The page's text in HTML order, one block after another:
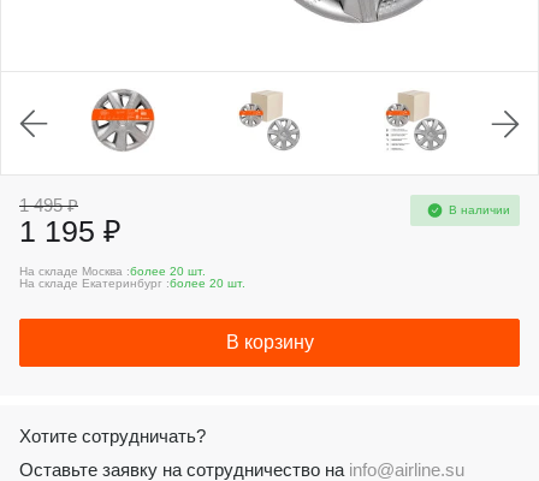
1 495 ₽
1 195 ₽
В наличии
На складе Москва :более 20 шт.
На складе Екатеринбург :более 20 шт.
В корзину
Хотите сотрудничать?
Оставьте заявку на сотрудничество на info@airline.su